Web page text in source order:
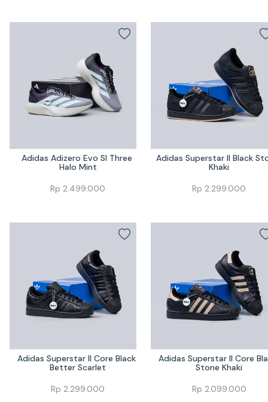
Adidas Adizero Evo Sl Three
Halo Mint
Rp 2.499.000
Adidas Superstar II Black
Khaki
Rp 2.299.000
Adidas Superstar II Core Black
Better Scarlet
Rp 2.299.000
Adidas Superstar II Core
Stone Khaki
Rp 2.099.000